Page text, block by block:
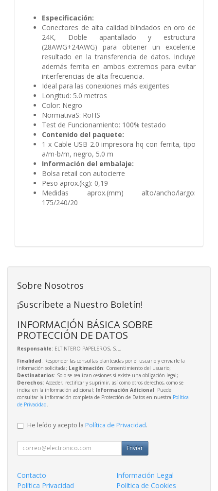
Especificación:
Conectores de alta calidad blindados en oro de
24K, Doble apantallado y estructura
(28AWG+24AWG) para obtener un excelente
resultado en la transferencia de datos. Incluye
además ferrita en ambos extremos para evitar
interferencias de alta frecuencia.
Ideal para las conexiones más exigentes
Longitud: 5.0 metros
Color: Negro
NormativaS: RoHS
Test de Funcionamiento: 100% testado
Contenido del paquete:
1 x Cable USB 2.0 impresora hq con ferrita, tipo
a/m-b/m, negro, 5.0 m
Información del embalaje:
Bolsa retail con autocierre
Peso aprox.(kg): 0,19
Medidas aprox.(mm) alto/ancho/largo:
175/240/20
Sobre Nosotros
¡Suscríbete a Nuestro Boletín!
INFORMACIÓN BÁSICA SOBRE
PROTECCIÓN DE DATOS
Responsable: ELTINTERO PAPELEROS, S.L.
Finalidad: Responder las consultas planteadas por el usuario y enviarle la
información solicitada; Legitimación: Consentimiento del usuario;
Destinatarios: Solo se realizan cesiones si existe una obligación legal;
Derechos: Acceder, rectificar y suprimir, así como otros derechos, como se
indica en la información adicional; Información Adicional: Puede
consultar la información completa de Protección de Datos en nuestra Política
de Privacidad
He leído y acepto la Política de Privacidad.
Enviar
Contacto
Información Legal
Política Privacidad
Política de Cookies